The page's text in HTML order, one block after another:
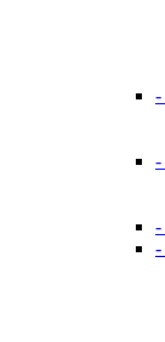
-
-
-
-